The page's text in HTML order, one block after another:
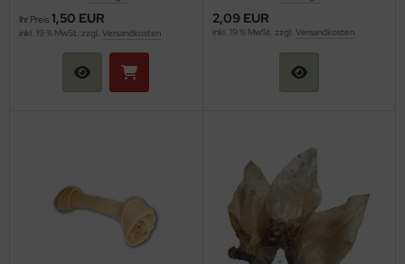
Ihr Preis 1,50 EUR
inkl. 19 % MwSt. zzgl. Versandkosten
2,09 EUR
inkl. 19 % MwSt. zzgl. Versandkosten